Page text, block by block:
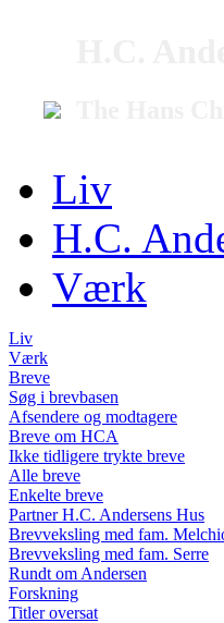
Liv
H.C.
Værk
Liv
Værk
Breve
Søg i brevbasen
Afsendere og modtagere
Breve om HCA
Ikke tidligere trykte breve
Alle breve
Enkelte breve
Partner H.C. Andersens Hus
Brevveksling med fam.
Brevveksling med fam. Serre
Rundt om Andersen
Forskning
Titler oversat